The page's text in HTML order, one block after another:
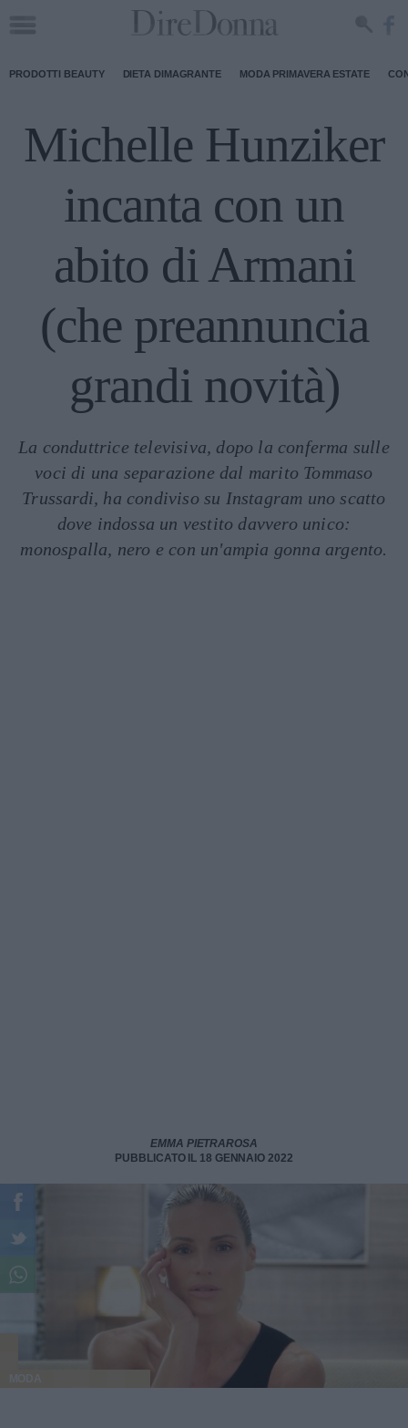
PRODOTTI BEAUTY DIETA DIMAGRANTE MODA PRIMAVERA ESTATE
Michelle Hunziker
incanta con un
abito di Armani
(che preannuncia
grandi novità)
La conduttrice televisiva, dopo la conferma sulle
voci di una separazione dal marito Tommaso
Trussardi, ha condiviso su Instagram uno scatto
dove indossa un vestito davvero unico:
monospalla, nero e con un'ampia gonna argento.
EMMA PIETRAROSA
PUBBLICATO IL 18 GENNAIO 2022
MODA